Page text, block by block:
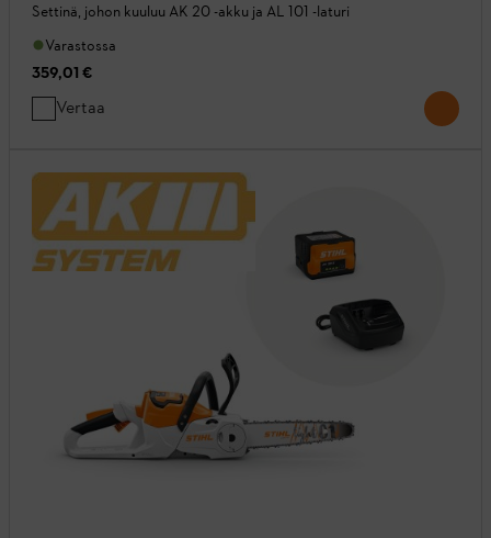
Settinä, johon kuuluu AK 20 -akku ja AL 101 -laturi
Varastossa
359,01 €
Vertaa